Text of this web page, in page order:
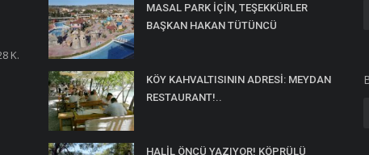
K.
MASAL PARK İÇİN, TEŞEKKÜRLER
BAŞKAN HAKAN TÜTÜNCÜ
KÖY KAHVALTISININ ADRESİ: MEYDAN
RESTAURANT!..
HALİL ÖNCÜ YAZIYOR! KÖPRÜLÜ